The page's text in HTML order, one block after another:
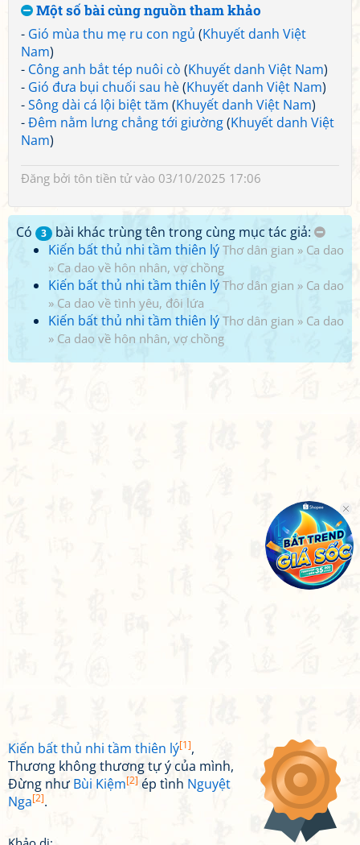
Một số bài cùng nguồn tham khảo
- Gió mùa thu mẹ ru con ngủ (Khuyết danh Việt
Nam)
- Công anh bắt tép nuôi cò (Khuyết danh Việt Nam)
- Gió đưa bụi chuối sau hè(Khuyết danh Việt Nam)
-Sông dài cá lội biệt tăm (Khuyết danh Việt Nam)
-Đêm nằm lưng chẳng tới giường(Khuyết danh Việt
Nam)
Đăng bởi tôn tiền tửvào 03/10/2025 17:06
Có 3
bài khác trùng tên trong cùng mục tác giả:
Kiến bất thủ nhi tầm thiên lý Thơ dân gian » Ca dao
» Ca dao về hôn nhân, vợ chồng
Kiến bất thủ nhi tầm thiên lý Thơ dân gian » Ca dao
» Ca dao về tình yêu, đôi lứa
Kiến bất thủ nhi tầm thiên lý Thơ dân gian » Ca dao
» Ca dao về hôn nhân, vợ chồng
Kiến bất thủ nhi tầm thiên lý[1],
Thương không thương tự ý của mình,
Đừng như Bùi Kiệm[2] ép tình Nguyệt
Nga[2].